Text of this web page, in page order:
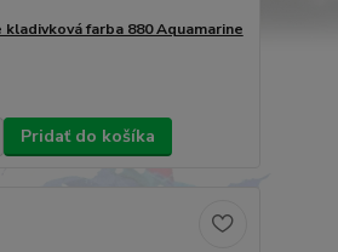
farba 880 Aquamarine
Pridať do košíka